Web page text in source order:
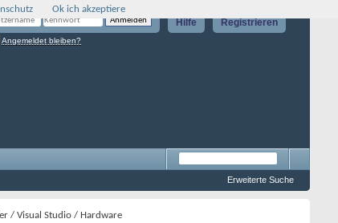
Registrieren
Hilfe
Angemeldet bleiben?
Erweiterte Suche
/ Visual Studio / Hardware
Ok ich akzeptiere